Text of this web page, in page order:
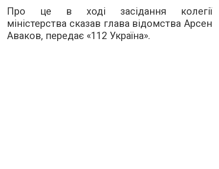
Про це в ході засідання колегії
міністерства сказав глава відомства Арсен
Аваков, передає «112 Україна».